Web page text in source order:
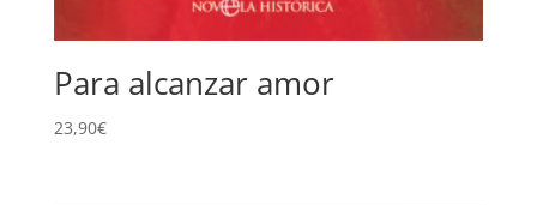
Para alcanzar amor
23,90€